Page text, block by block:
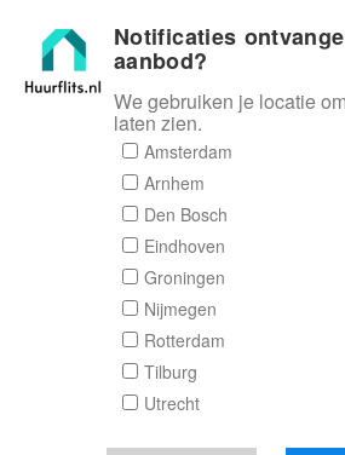
Huurflits
Verstuur je bericht
Door een bericht te sturen kom je in
aanbieder of makelaar van de woning.
Notificaties
aanbod?
We gebruiken je locatie
laten zien.
Amsterdam
Arnhem
Den Bosch
Eindhoven
Groningen
Nijmegen
Rotterdam
Tilburg
Utrecht